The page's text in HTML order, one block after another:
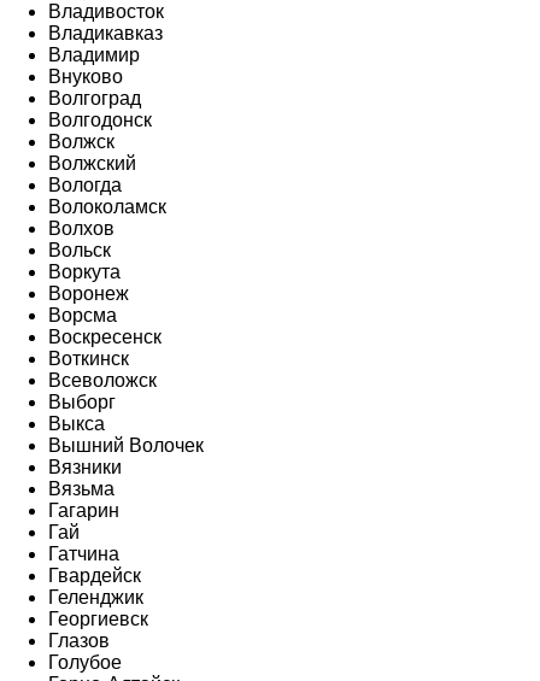
Владивосток
Владикавказ
Владимир
Внуково
Волгоград
Волгодонск
Волжск
Волжский
Вологда
Волоколамск
Волхов
Вольск
Воркута
Воронеж
Ворсма
Воскресенск
Воткинск
Всеволожск
Выборг
Выкса
Вышний Волочек
Вязники
Вязьма
Гагарин
Гай
Гатчина
Гвардейск
Геленджик
Георгиевск
Глазов
Голубое